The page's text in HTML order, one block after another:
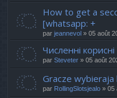
How to get a
[whatsapp: +
par jeannevol » 05 août
Численні
par Steveter » 05 août
Gracze wybieraja
par RollingSlotsjealo » 05